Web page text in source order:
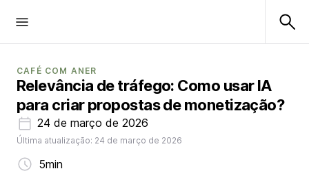
CAFÉ COM ANER
Relevância de tráfego: Como usar IA
para criar propostas de monetização?
24 de março de 2026
Última atualização: 24 de março de 2026
5min